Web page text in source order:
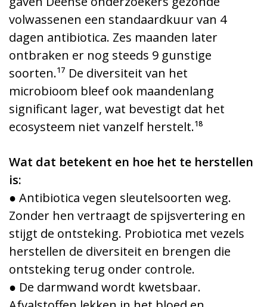
volwassenen een standaardkuur van 4
dagen antibiotica. Zes maanden later
ontbraken er nog steeds 9 gunstige
soorten.¹⁷ De diversiteit van het
microbioom bleef ook maandenlang
significant lager, wat bevestigt dat het
ecosysteem niet vanzelf herstelt.¹⁸
Wat dat betekent en hoe het te herstellen
is:
● Antibiotica vegen sleutelsoorten weg.
Zonder hen vertraagt de spijsvertering en
stijgt de ontsteking. Probiotica met vezels
herstellen de diversiteit en brengen die
ontsteking terug onder controle.
● De darmwand wordt kwetsbaar.